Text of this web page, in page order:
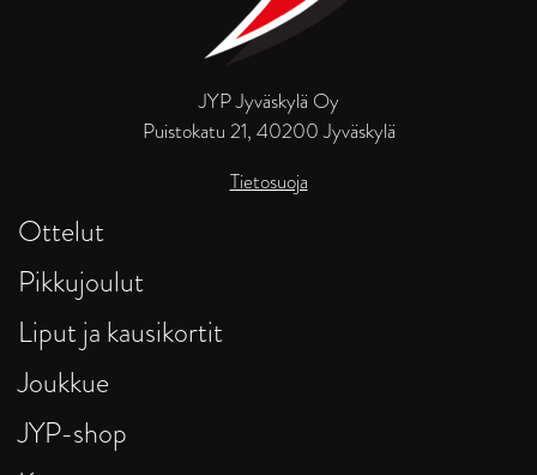
JYP Jyväskylä Oy
Puistokatu 21, 40200 Jyväskylä
Tietosuoja
Ottelut
Pikkujoulut
Liput ja kausikortit
Joukkue
JYP-shop